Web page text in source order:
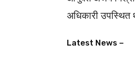
अधिकारी उपस्थित
Latest News –